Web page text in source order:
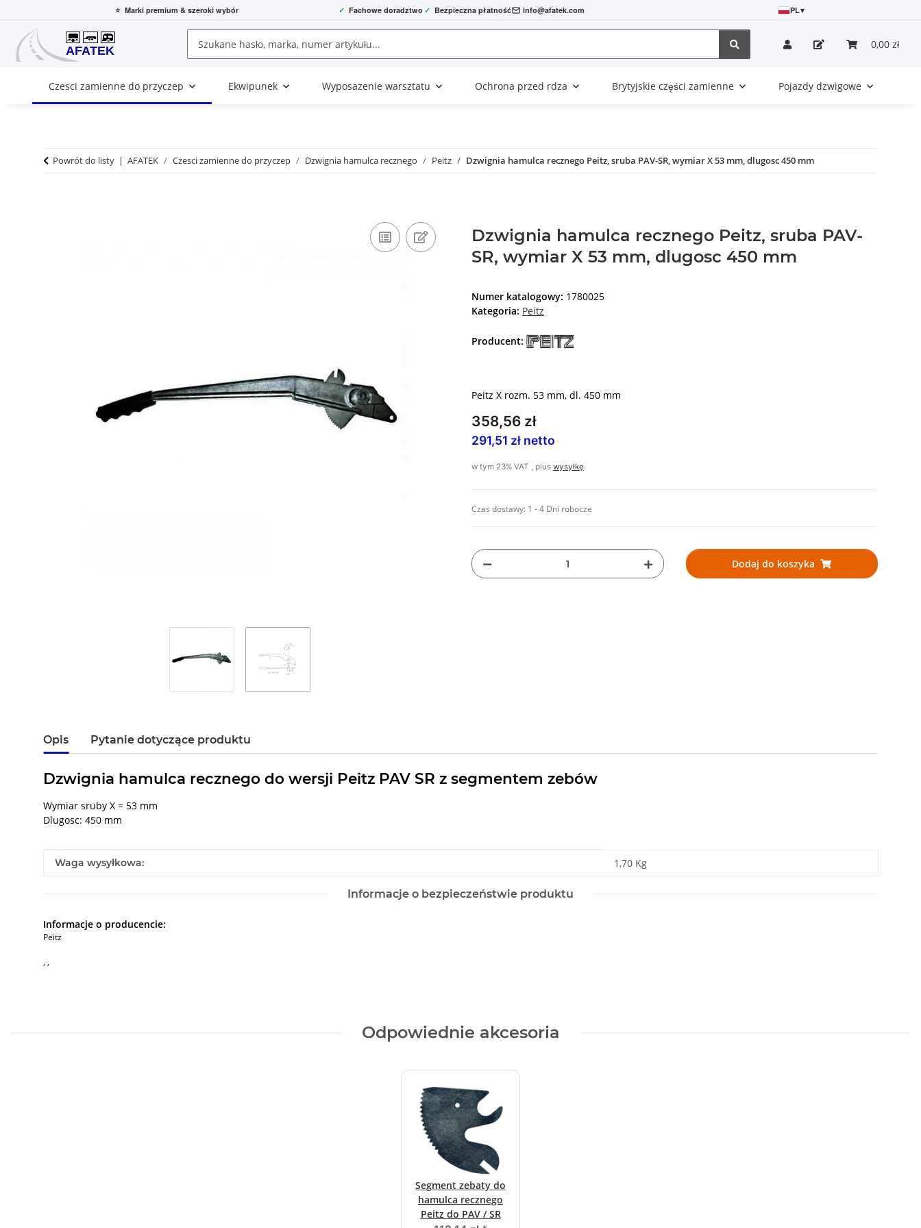
⭐ Marki premium & szeroki wybór ✓ Fachowe doradztwo ✓ Bezpieczna płatność info@afatek.com PL▾
0,00 zł
Czesci zamienne do przyczep Ekwipunek Wyposazenie warsztatu Ochrona przed rdza Brytyjskie części zamienne Pojazdy dzwigowe
Powrót do listy AFATEK Czesci zamienne do przyczep Dzwignia hamulca recznego Peitz Dzwignia hamulca recznego Peitz, sruba PAV-SR, wymiar X 53 mm, dlugosc 450 mm
Dzwignia hamulca recznego Peitz, sruba PAV-
SR, wymiar X 53 mm, dlugosc 450 mm
Numer katalogowy: 1780025
Kategoria: Peitz
Producent:
Peitz X rozm. 53 mm, dl. 450 mm
358,56 zł
291,51 zł netto
w tym 23% VAT , plus wysyłkę
Czas dostawy: 1 - 4 Dni robocze
Dodaj do koszyka
Opis Pytanie dotyczące produktu
Dzwignia hamulca recznego do wersji Peitz PAV SR z segmentem zebów
Wymiar sruby X = 53 mm
Dlugosc: 450 mm
#productDetails.itemInformation#
#productDetails.itemValue#
Waga wysyłkowa: 1,70 Kg
Informacje o bezpieczeństwie produktu
Informacje o producencie:
Peitz
, ,
Odpowiednie akcesoria
Segment zebaty do
hamulca recznego
Peitz do PAV / SR